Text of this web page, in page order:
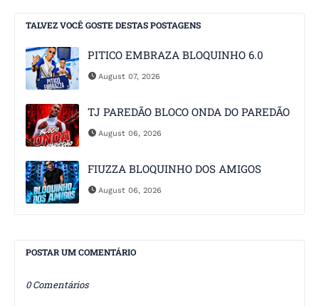
TALVEZ VOCÊ GOSTE DESTAS POSTAGENS
PITICO EMBRAZA BLOQUINHO 6.0
August 07, 2026
TJ PAREDÃO BLOCO ONDA DO PAREDÃO
August 06, 2026
FIUZZA BLOQUINHO DOS AMIGOS
August 06, 2026
POSTAR UM COMENTÁRIO
0 Comentários